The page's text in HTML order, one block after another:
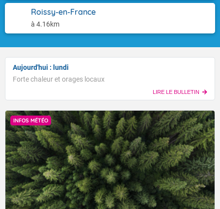
Roissy-en-France
à 4.16km
Aujourd'hui : lundi
Forte chaleur et orages locaux
LIRE LE BULLETIN
INFOS MÉTÉO